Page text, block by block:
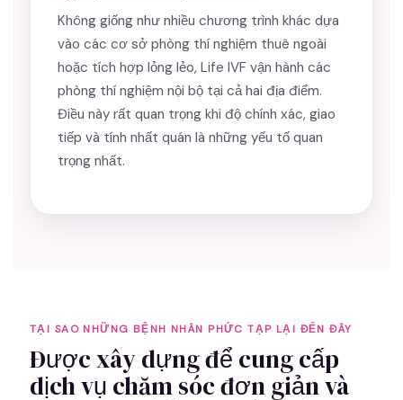
Không giống như nhiều chương trình khác dựa
vào các cơ sở phòng thí nghiệm thuê ngoài
hoặc tích hợp lỏng lẻo, Life IVF vận hành các
phòng thí nghiệm nội bộ tại cả hai địa điểm.
Điều này rất quan trọng khi độ chính xác, giao
tiếp và tính nhất quán là những yếu tố quan
trọng nhất.
TẠI SAO NHỮNG BỆNH NHÂN PHỨC TẠP LẠI ĐẾN ĐÂY
Được xây dựng để cung cấp
dịch vụ chăm sóc đơn giản và